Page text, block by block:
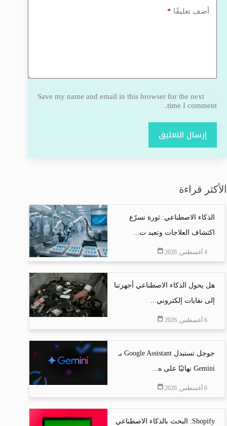
أضف تعليقًا *
Save my name and email in this browser for the next
time I comment.
إرسال التعليق
الأكثر قراءة
الذكاء الاصطناعي: ثورة تسرّع
اكتشاف العلاجات وتعيد ت...
4 أغسطس, 2026
هل يحول الذكاء الاصطناعي أجهزتنا
إلى نفايات إلكتروني...
6 أغسطس, 2026
جوجل تستبدل Google Assistant بـ
Gemini نهائيًا على ه...
6 أغسطس, 2026
Shopify: البحث بالذكاء الاصطناعي